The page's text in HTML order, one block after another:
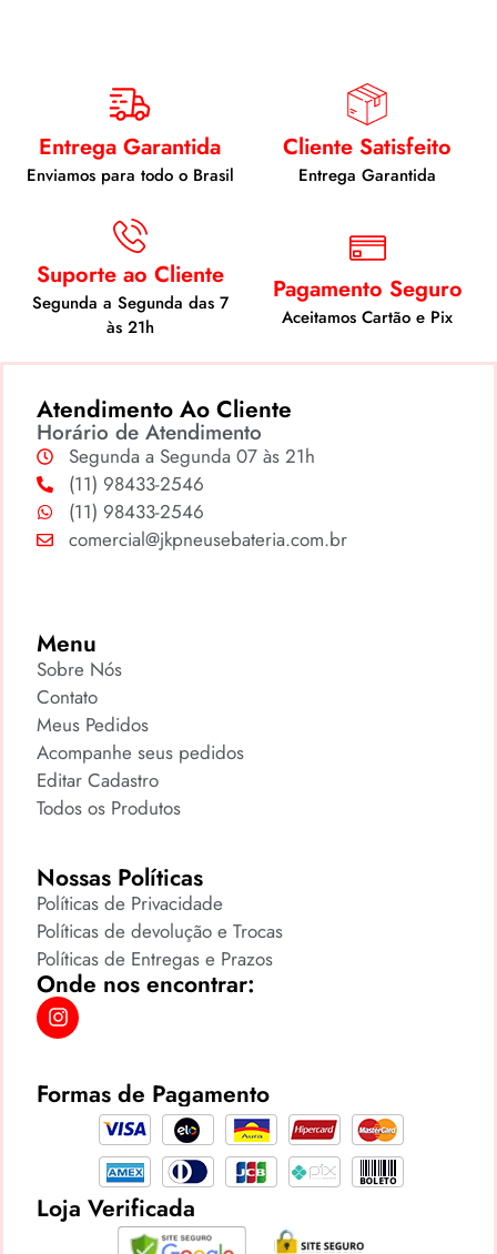
Entrega Garantida
Enviamos para todo o Brasil
Cliente Satisfeito
Entrega Garantida
Suporte ao Cliente
Segunda a Segunda das 7
às 21h
Pagamento Seguro
Aceitamos Cartão e Pix
Atendimento Ao Cliente
Horário de Atendimento
Segunda a Segunda 07 às 21h
(11) 98433-2546
(11) 98433-2546
comercial@jkpneusebateria.com.br
Menu
Sobre Nós
Contato
Meus Pedidos
Acompanhe seus pedidos
Editar Cadastro
Todos os Produtos
Nossas Políticas
Políticas de Privacidade
Políticas de devolução e Trocas
Políticas de Entregas e Prazos
Onde nos encontrar:
Formas de Pagamento
Loja Verificada